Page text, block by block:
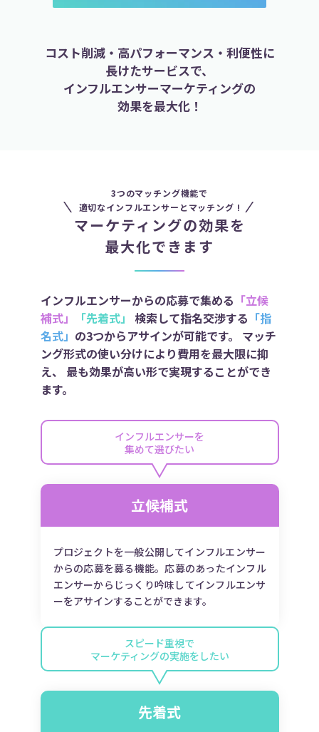
コスト削減・高パフォーマンス・利便性に
長けたサービスで、
インフルエンサーマーケティングの
効果を最大化！
3つのマッチング機能で
適切なインフルエンサーとマッチング !
マーケティングの効果を
最大化できます
インフルエンサーからの応募で集める 「立候
補式」
「先着式」 検索して指名交渉する 「指
名式」 の3つからアサインが可能です。
マッチ
ング形式の使い分けにより費用を最大限に抑
え、
最も効果が高い形で実現することができ
ます。
インフルエンサーを
集めて選びたい
立候補式
プロジェクトを一般公開してインフルエンサー
からの応募を募る機能。応募のあったインフル
エンサーからじっくり吟味してインフルエンサ
ーをアサインすることができます。
スピード重視で
マーケティングの実施をしたい
先着式